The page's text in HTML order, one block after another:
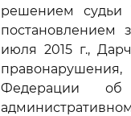
решением судьи
постановлением
июля 2015 г.,
правонарушения,
Федерации об